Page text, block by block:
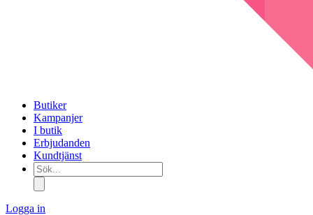
Butiker
Kampanjer
I butik
Erbjudanden
Kundtjänst
Sök...
Logga in